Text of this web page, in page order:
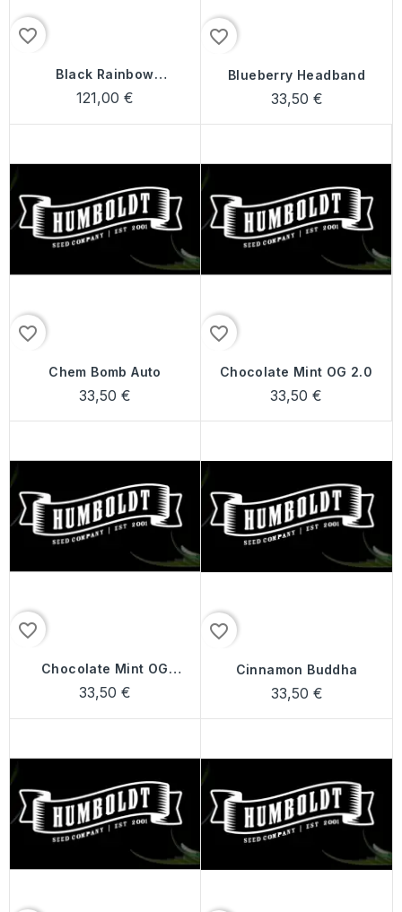
favorite_border
Black Rainbow
Sherbert Reg.
121,00 €
favorite_border
Blueberry Headband
33,50 €
favorite_border
Chem Bomb Auto
33,50 €
favorite_border
Chocolate Mint OG 2.0
33,50 €
favorite_border
Chocolate Mint OG
Auto
33,50 €
favorite_border
Cinnamon Buddha
33,50 €